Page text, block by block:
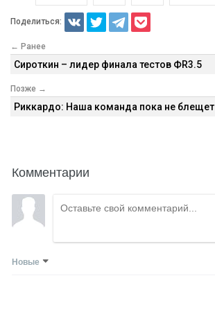
Поделиться:
← Ранее
Сироткин – лидер финала тестов ФR3.5
Позже →
Риккардо: Наша команда пока не блещет
Комментарии
Новые